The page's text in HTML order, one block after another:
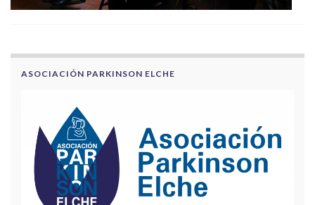
ASOCIACIÓN PARKINSON ELCHE